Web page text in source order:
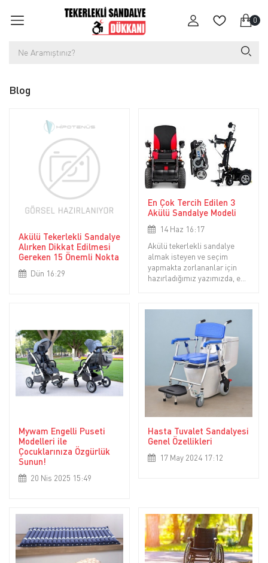
0
Blog
Akülü Tekerlekli Sandalye
Alırken Dikkat Edilmesi
Gereken 15 Önemli Nokta
Dün 16:29
En Çok Tercih Edilen 3
Akülü Sandalye Modeli
14 Haz 16:17
Akülü tekerlekli sandalye
almak isteyen ve seçim
yapmakta zorlananlar için
hazırladığımız yazımızda, en
detaylı bilgi vererek seçim
yapmanızı kolaylaştırmayı
Mywam Engelli Puseti
Modelleri ile
Çocuklarınıza Özgürlük
Sunun!
20 Nis 2025 15:49
Hasta Tuvalet Sandalyesi
Genel Özellikleri
17 May 2024 17:12